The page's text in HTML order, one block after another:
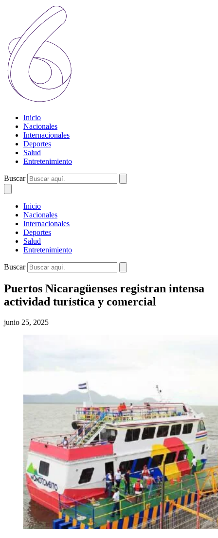
Inicio
Nacionales
Internacionales
Deportes
Salud
Entretenimiento
Buscar
Inicio
Nacionales
Internacionales
Deportes
Salud
Entretenimiento
Buscar
Puertos Nicaragüenses registran intensa
actividad turística y comercial
junio 25, 2025